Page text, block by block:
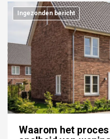
Ingezonden bericht
Waarom het